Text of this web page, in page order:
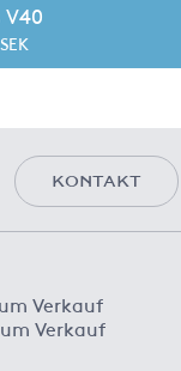
V40
KONTAKT
Verkauf
Verkauf